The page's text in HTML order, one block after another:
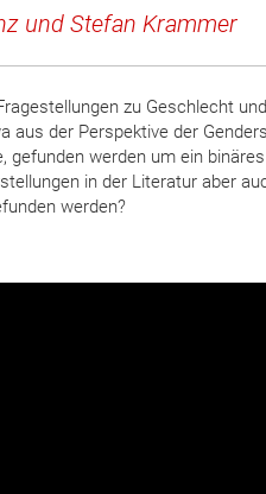
undStefan Krammer
zu Geschlecht
aus der Perspektive der
gefunden werden um ein binäres
in der Literatur aber
werden?